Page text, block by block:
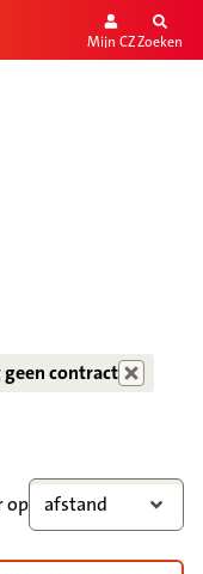
Mijn CZZoeken
geen contract
op afstand